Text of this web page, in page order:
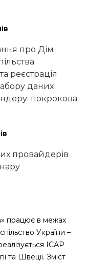
про Дім
реєстрація
даних
покрокова
провайдерів
працює в межах
України –
ІСАР
та Швеції. Зміст